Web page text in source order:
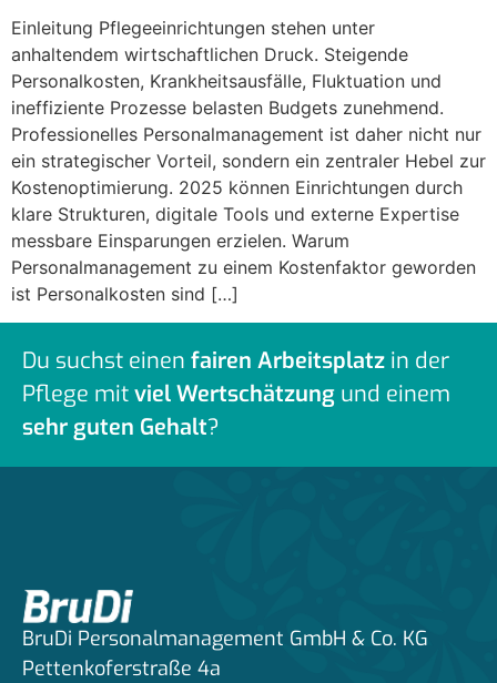
Einleitung Pflegeeinrichtungen stehen unter
anhaltendem wirtschaftlichen Druck. Steigende
Personalkosten, Krankheitsausfälle, Fluktuation und
ineffiziente Prozesse belasten Budgets zunehmend.
Professionelles Personalmanagement ist daher nicht nur
ein strategischer Vorteil, sondern ein zentraler Hebel zur
Kostenoptimierung. 2025 können Einrichtungen durch
klare Strukturen, digitale Tools und externe Expertise
messbare Einsparungen erzielen. Warum
Personalmanagement zu einem Kostenfaktor geworden
ist Personalkosten sind […]
Du suchst einen fairen Arbeitsplatz in der
Pflege mitviel Wertschätzung und einem
sehr guten Gehalt?
BruDi Personalmanagement GmbH & Co. KG
Pettenkoferstraße 4a